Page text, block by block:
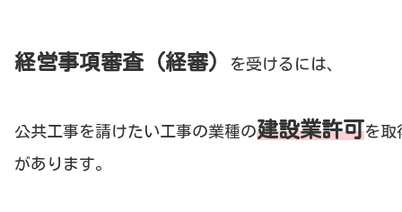
経営事項審査（経審） を受けるには、
公共工事を請けたい工事の業種の建設業許可を取
があります。